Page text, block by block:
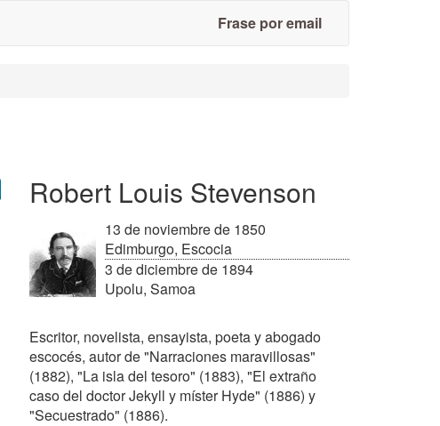
Frase por email
Robert Louis Stevenson
13 de noviembre de 1850
Edimburgo, Escocia
3 de diciembre de 1894
Upolu, Samoa
Escritor, novelista, ensayista, poeta y abogado
escocés, autor de "Narraciones maravillosas"
(1882), "La isla del tesoro" (1883), "El extraño
caso del doctor Jekyll y míster Hyde" (1886) y
"Secuestrado" (1886).